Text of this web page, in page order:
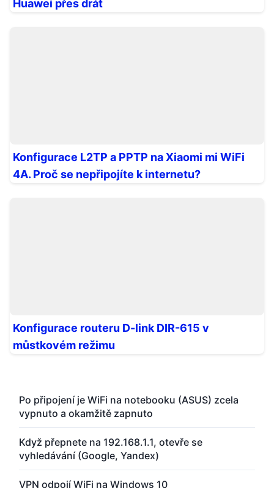
Huawei přes drát
Konfigurace L2TP a PPTP na Xiaomi mi WiFi
4A. Proč se nepřipojíte k internetu?
Konfigurace routeru D-link DIR-615 v
můstkovém režimu
Po připojení je WiFi na notebooku (ASUS) zcela
vypnuto a okamžitě zapnuto
Když přepnete na 192.168.1.1, otevře se
vyhledávání (Google, Yandex)
VPN odpojí WiFi na Windows 10